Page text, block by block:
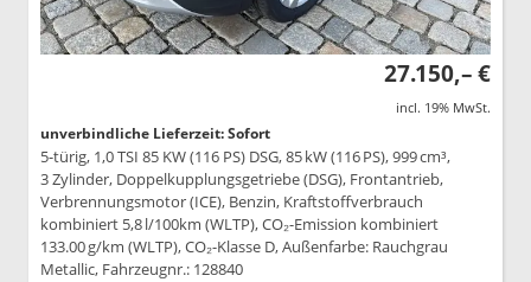
27.150,– €
incl. 19% MwSt.
unverbindliche Lieferzeit: Sofort
5-türig, 1,0 TSI 85 KW (116 PS) DSG, 85 kW (116 PS), 999 cm³,
3 Zylinder, Doppelkupplungsgetriebe (DSG), Frontantrieb,
Verbrennungsmotor (ICE), Benzin, Kraftstoffverbrauch
kombiniert 5,8 l/100km (WLTP), CO₂-Emission kombiniert
133.00 g/km (WLTP), CO₂-Klasse D, Außenfarbe: Rauchgrau
Metallic, Fahrzeugnr.: 128840